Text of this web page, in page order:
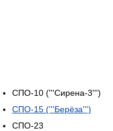
СПО-10 ('''Сирена-3''')
СПО-15 ('''Берёза''')
СПО-23